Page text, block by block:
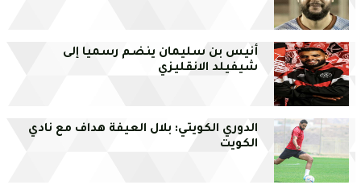
أنيس بن سليمان ينضم رسميا إلى
شيفيلد الانقليزي
الدوري الكويتي: بلال العيفة هداف مع نادي
الكويت